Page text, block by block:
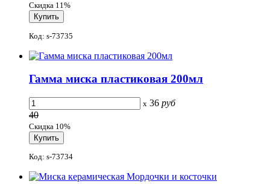
Скидка 11%
Код: s-73735
Гамма миска пластиковая 200мл
x 36 руб
40
Скидка 10%
Код: s-73734